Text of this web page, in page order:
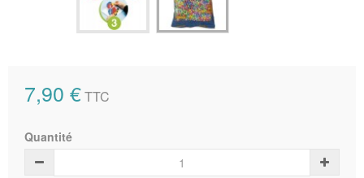
7,90 €TTC
Quantité